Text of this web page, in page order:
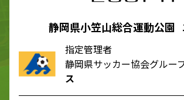
静岡県小笠山総合運動公園
指定管理者
静岡県サッカー協会グルー
ス